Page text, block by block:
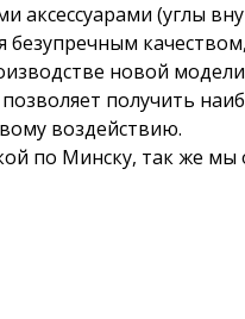
(углы
новой
получить
воздействию.
по Минску, так же